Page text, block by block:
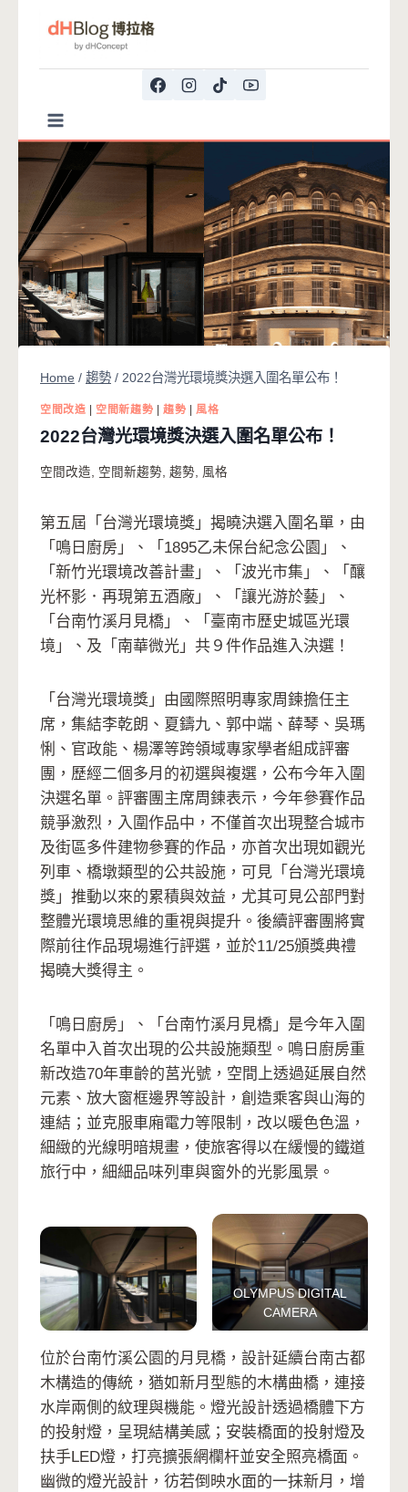
Home / 趨勢 / 2022台灣光環境獎決選入圍名單公布！
空間改造 空間新趨勢 趨勢 風格
2022台灣光環境獎決選入圍名單公布！
空間改造 空間新趨勢 趨勢 風格
第五屆「台灣光環境獎」揭曉決選入圍名單，由
「鳴日廚房」、「1895乙未保台紀念公園」、
「新竹光環境改善計畫」、「波光市集」、「釀
光杯影．再現第五酒廠」、「讓光游於藝」、
「台南竹溪月見橋」、「臺南市歷史城區光環
境」、及「南華微光」共９件作品進入決選！
「台灣光環境獎」由國際照明專家周鍊擔任主
席，集結李乾朗、夏鑄九、郭中端、薛琴、吳瑪
悧、官政能、楊澤等跨領域專家學者組成評審
團，歷經二個多月的初選與複選，公布今年入圍
決選名單。評審團主席周鍊表示，今年參賽作品
競爭激烈，入圍作品中，不僅首次出現整合城市
及街區多件建物參賽的作品，亦首次出現如觀光
列車、橋墩類型的公共設施，可見「台灣光環境
獎」推動以來的累積與效益，尤其可見公部門對
整體光環境思維的重視與提升。後續評審團將實
際前往作品現場進行評選，並於11/25頒獎典禮
揭曉大獎得主。
「鳴日廚房」、「台南竹溪月見橋」是今年入圍
名單中入首次出現的公共設施類型。鳴日廚房重
新改造70年車齡的莒光號，空間上透過延展自然
元素、放大窗框邊界等設計，創造乘客與山海的
連結；並克服車廂電力等限制，改以暖色色溫，
細緻的光線明暗規畫，使旅客得以在緩慢的鐵道
旅行中，細細品味列車與窗外的光影風景。
OLYMPUS DIGITAL
CAMERA
位於台南竹溪公園的月見橋，設計延續台南古都
木構造的傳統，猶如新月型態的木構曲橋，連接
水岸兩側的紋理與機能。燈光設計透過橋體下方
的投射燈，呈現結構美感；安裝橋面的投射燈及
扶手LED燈，打亮擴張網欄杆並安全照亮橋面。
幽微的燈光設計，彷若倒映水面的一抹新月，增